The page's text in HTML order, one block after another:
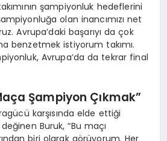
şampiyonluk hedeflerini
olan inancımızı net
Avrupa’daki başarıyı da çok
benzetmek istiyorum takımı.
Avrupa’da da tekrar final
Şampiyon Çıkmak”
karşısında elde ettiği
Buruk, “Bu maçı